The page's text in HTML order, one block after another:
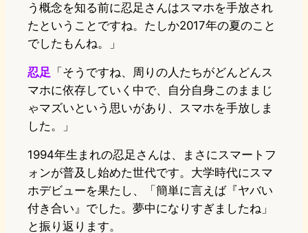
う概念を知る前に忍足さんはスマホを手放され
たということですね。たしか2017年の夏のこと
でしたもんね。」
忍足 「そうですね、周りの人たちがどんどんス
マホに依存していく中で、自分自身このままじ
ゃマズいという思いがあり、スマホを手放しま
した。」
1994年生まれの忍足さんは、まさにスマートフ
ォンが普及し始めた世代です。大学時代にスマ
ホデビューを果たし、「簡単に言えば『ヤバい
付き合い』でした。夢中になりすぎましたね」
と振り返ります。